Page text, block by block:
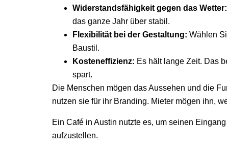
Widerstandsfähigkeit gegen das Wetter:
das ganze Jahr über stabil.
Flexibilität bei der Gestaltung: Wählen
Baustil.
Kosteneffizienz: Es hält lange Zeit. Das
spart.
Die Menschen mögen das Aussehen und die
nutzen sie für ihr Branding. Mieter mögen ihn,
Ein Café in Austin nutzte es, um seinen
aufzustellen.